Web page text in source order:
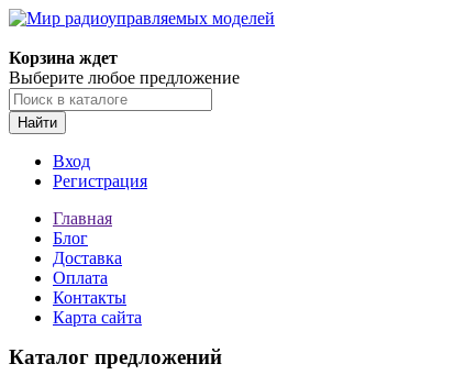
Корзина ждет
Выберите любое предложение
Найти
Вход
Регистрация
Главная
Блог
Доставка
Оплата
Контакты
Карта сайта
Каталог предложений